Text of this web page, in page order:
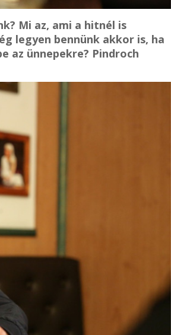
Mi az, ami a hitnél is
legyen bennünk akkor is, ha
az ünnepekre? Pindroch